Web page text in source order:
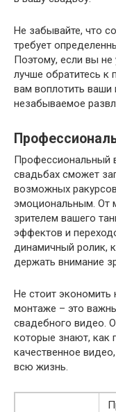
Не забывайте, что
требует
Поэтому, если вы не
лучше обратитесь к
вам воплотить
незабываемое
Профессиональный
свадьбах сможет
возможных
эмоциональным. От
зрителем вашего
эффектов и
динамичный ролик,
держать внимание
Не стоит
монтаже – это
свадебного видео.
которые знают, как
качественное
всю жизнь.